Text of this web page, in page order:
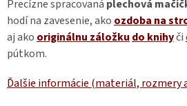
Precízne spracovaná plechová
hodí na zavesenie, ako ozdoba na
aj ako originálnu záložku do knihyči
pútkom.
Ďalšie informácie (materiál, rozmery